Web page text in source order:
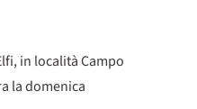
in località Campo
la domenica